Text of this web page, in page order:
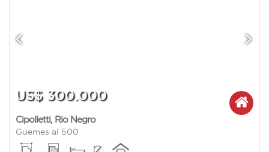
US$ 300.000
Cipolletti, Rio Negro
Guemes al 500